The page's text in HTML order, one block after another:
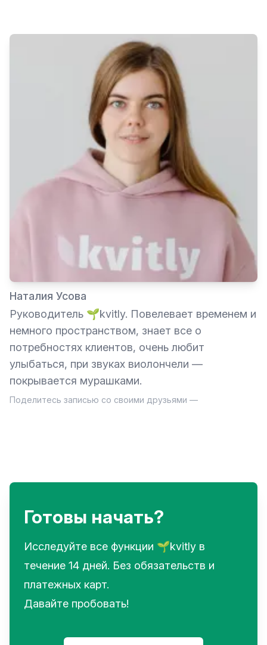
Наталия Усова
Руководитель 🌱kvitly. Повелевает временем и
немного пространством, знает все о
потребностях клиентов, очень любит
улыбаться, при звуках виолончели —
покрывается мурашками.
Поделитесь записью со своими друзьями —
Готовы начать?
Исследуйте все функции 🌱kvitly в
течение 14 дней. Без обязательств и
платежных карт.
Давайте пробовать!